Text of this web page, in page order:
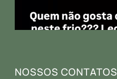
NOSSOS CONTATOS